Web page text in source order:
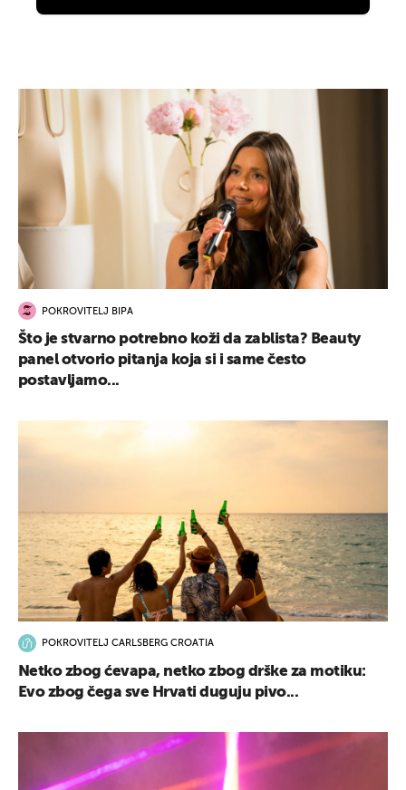
POKROVITELJ BIPA
Što je stvarno potrebno koži da zablista? Beauty
panel otvorio pitanja koja si i same često
postavljamo...
POKROVITELJ CARLSBERG CROATIA
Netko zbog ćevapa, netko zbog drške za motiku:
Evo zbog čega sve Hrvati duguju pivo...